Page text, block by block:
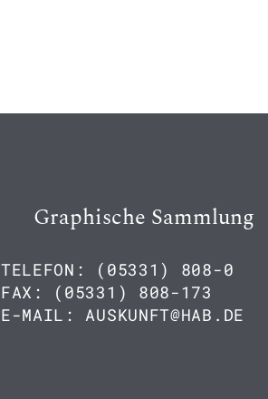
Graphische Sammlung
TELEFON: (05331) 808-0
FAX: (05331) 808-173
E-MAIL: AUSKUNFT@HAB.DE